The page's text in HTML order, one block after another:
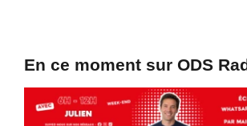
En ce moment sur ODS